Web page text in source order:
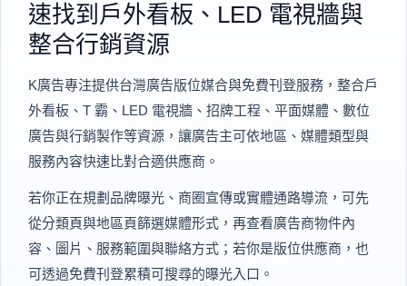
速找到戶外看板、LED 電視牆與
整合行銷資源
K廣告專注提供台灣廣告版位媒合與免費刊登服務，整合戶
外看板、T 霸、LED 電視牆、招牌工程、平面媒體、數位
廣告與行銷製作等資源，讓廣告主可依地區、媒體類型與
服務內容快速比對合適供應商。
若你正在規劃品牌曝光、商圈宣傳或實體通路導流，可先
從分類頁與地區頁篩選媒體形式，再查看廣告商物件內
容、圖片、服務範圍與聯絡方式；若你是版位供應商，也
可透過免費刊登累積可搜尋的曝光入口。